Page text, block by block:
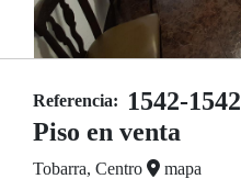
Referencia:
1542-1542
Piso en venta
Tobarra, Centro mapa